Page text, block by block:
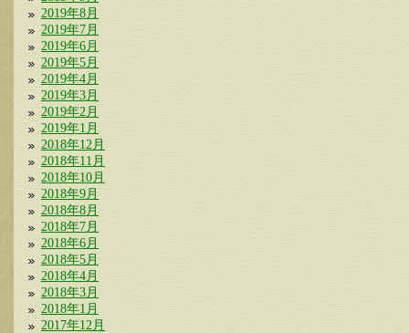
2019年8月
2019年7月
2019年6月
2019年5月
2019年4月
2019年3月
2019年2月
2019年1月
2018年12月
2018年11月
2018年10月
2018年9月
2018年8月
2018年7月
2018年6月
2018年5月
2018年4月
2018年3月
2018年1月
2017年12月